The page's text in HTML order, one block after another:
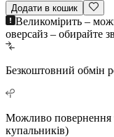
Додати в кошик
Великомірить –
оверсайз – обирайте
Безкоштовний обмін
Можливо повернення
купальників)